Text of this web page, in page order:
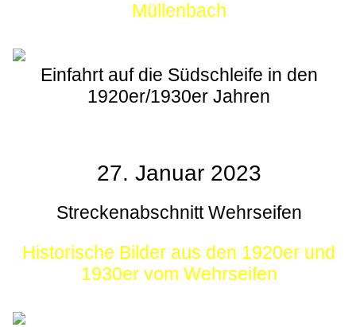
Müllenbach
Einfahrt auf die Südschleife in den
1920er/1930er Jahren
27. Januar 2023
Streckenabschnitt Wehrseifen
Historische Bilder aus den 1920er und
1930er vom Wehrseifen